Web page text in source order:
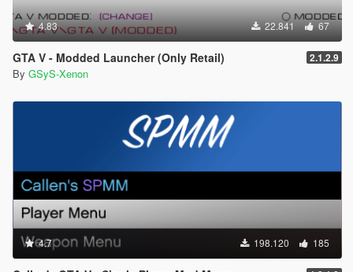
4.83 22.841 67
GTA V - Modded Launcher (Only Retail) 2.1.2.9
By GSyS-Xenon
4.7 198.120 185